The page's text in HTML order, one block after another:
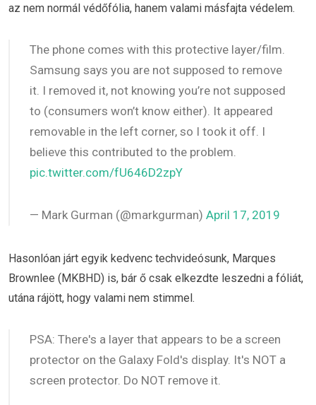
az nem normál védőfólia, hanem valami másfajta védelem.
The phone comes with this protective layer/film.
Samsung says you are not supposed to remove
it. I removed it, not knowing you’re not supposed
to (consumers won’t know either). It appeared
removable in the left corner, so I took it off. I
believe this contributed to the problem.
pic.twitter.com/fU646D2zpY
— Mark Gurman (@markgurman) April 17, 2019
Hasonlóan járt egyik kedvenc techvideósunk, Marques
Brownlee (MKBHD) is, bár ő csak elkezdte leszedni a fóliát,
utána rájött, hogy valami nem stimmel.
PSA: There's a layer that appears to be a screen
protector on the Galaxy Fold's display. It's NOT a
screen protector. Do NOT remove it.